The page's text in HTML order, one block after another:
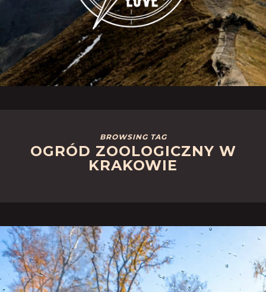
BROWSING TAG
OGRÓD ZOOLOGICZNY W
KRAKOWIE